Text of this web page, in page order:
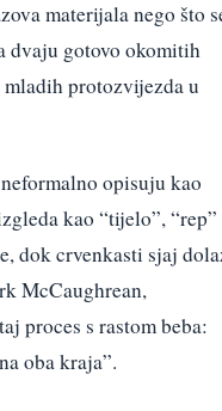
materijala nego što
dvaju gotovo okomitih
protozvijezda u
opisuju kao
kao “tijelo”, “rep”
dok crvenkasti sjaj
McCaughrean,
proces s rastom beba:
oba kraja”.